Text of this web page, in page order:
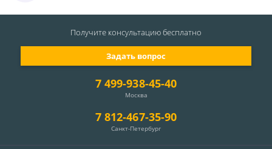
7 499-938-45-40
Москва
7 812-467-35-90
Санкт-Петербург
Задать вопрос
Получите консультациюбесплатно